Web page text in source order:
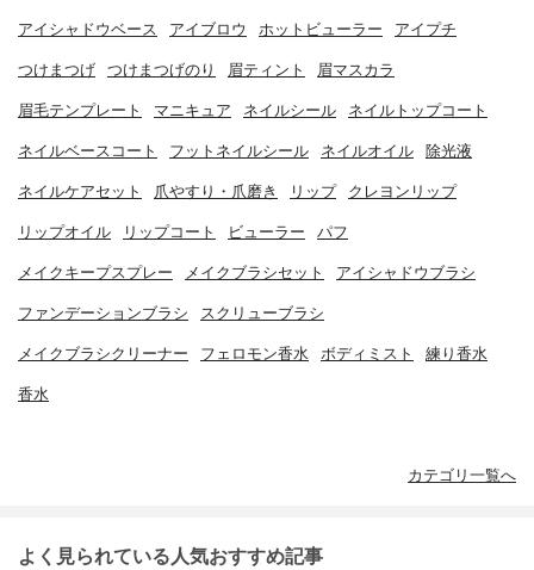
アイシャドウベース アイブロウ ホットビューラー アイプチ
つけまつげ つけまつげのり 眉ティント 眉マスカラ
眉毛テンプレート マニキュア ネイルシール ネイルトップコート
ネイルベースコート フットネイルシール ネイルオイル 除光液
ネイルケアセット 爪やすり・爪磨き リップ クレヨンリップ
リップオイル リップコート ビューラー パフ
メイクキープスプレー メイクブラシセット アイシャドウブラシ
ファンデーションブラシ スクリューブラシ
メイクブラシクリーナー フェロモン香水 ボディミスト 練り香水
香水
カテゴリ一覧へ
よく見られている人気おすすめ記事